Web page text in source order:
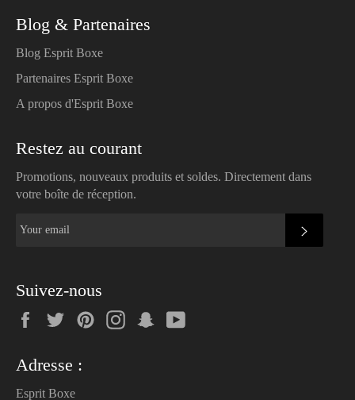
Blog & Partenaires
Blog Esprit Boxe
Partenaires Esprit Boxe
A propos d'Esprit Boxe
Restez au courant
Promotions, nouveaux produits et soldes. Directement dans
votre boîte de réception.
Suivez-nous
FacebookTwitterPinterestInstagramSnapchat
Adresse :
Esprit Boxe